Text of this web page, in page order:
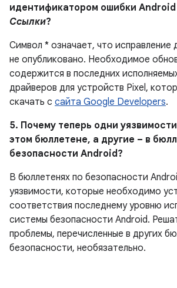
идентификатором ошибки Android
Ссылки?
Символ * означает, что исправление
не опубликовано. Необходимое
содержится в последних
драйверов для устройств Pixel,
скачать с сайта Google Developers.
5. Почему теперь одни
этом бюллетене, а другие – в
безопасности Android?
В бюллетенях по безопасности
уязвимости, которые необходимо
соответствия последнему уровню
системы безопасности Android.
проблемы, перечисленные в других
безопасности, необязательно.